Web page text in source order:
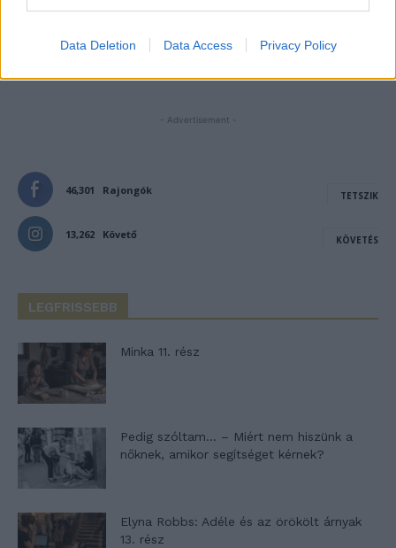
Data Deletion Data Access Privacy Policy
Notify me of new posts by email.
- Advertisement -
46,301 Rajongók TETSZIK
13,262 Követő KÖVETÉS
LEGFRISSEBB
Minka 11. rész
Pedig szóltam… – Miért nem hiszünk a
nőknek, amikor segítséget kérnek?
Elyna Robbs: Adéle és az örökölt árnyak
13. rész